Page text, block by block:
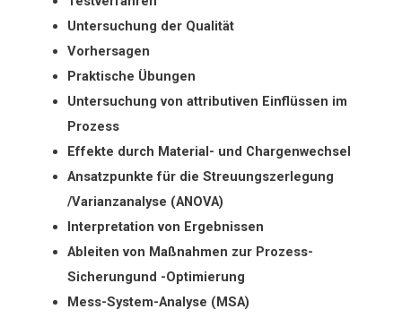
Untersuchung der Qualität
Vorhersagen
Praktische Übungen
Untersuchung von attributiven Einflüssen im
Prozess
Effekte durch Material- und Chargenwechsel
Ansatzpunkte für die Streuungszerlegung
/Varianzanalyse (ANOVA)
Interpretation von Ergebnissen
Ableiten von Maßnahmen zur Prozess-
Sicherungund -Optimierung
Mess-System-Analyse (MSA)